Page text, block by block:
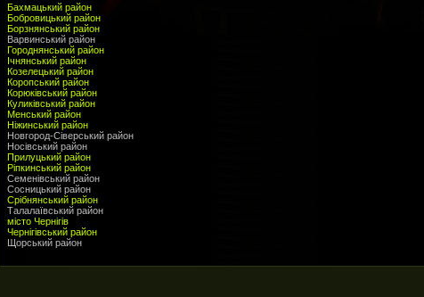
Бахмацький район
Бобровицький район
Борзнянський район
Варвинський район
Городнянський район
Ічнянський район
Козелецький район
Коропський район
Корюківський район
Куликівський район
Менський район
Ніжинський район
Новгород-Сіверський район
Носівський район
Прилуцький район
Ріпкинський район
Семенівський район
Сосницький район
Срібнянський район
Талалаївський район
місто Чернігів
Чернігівський район
Щорський район